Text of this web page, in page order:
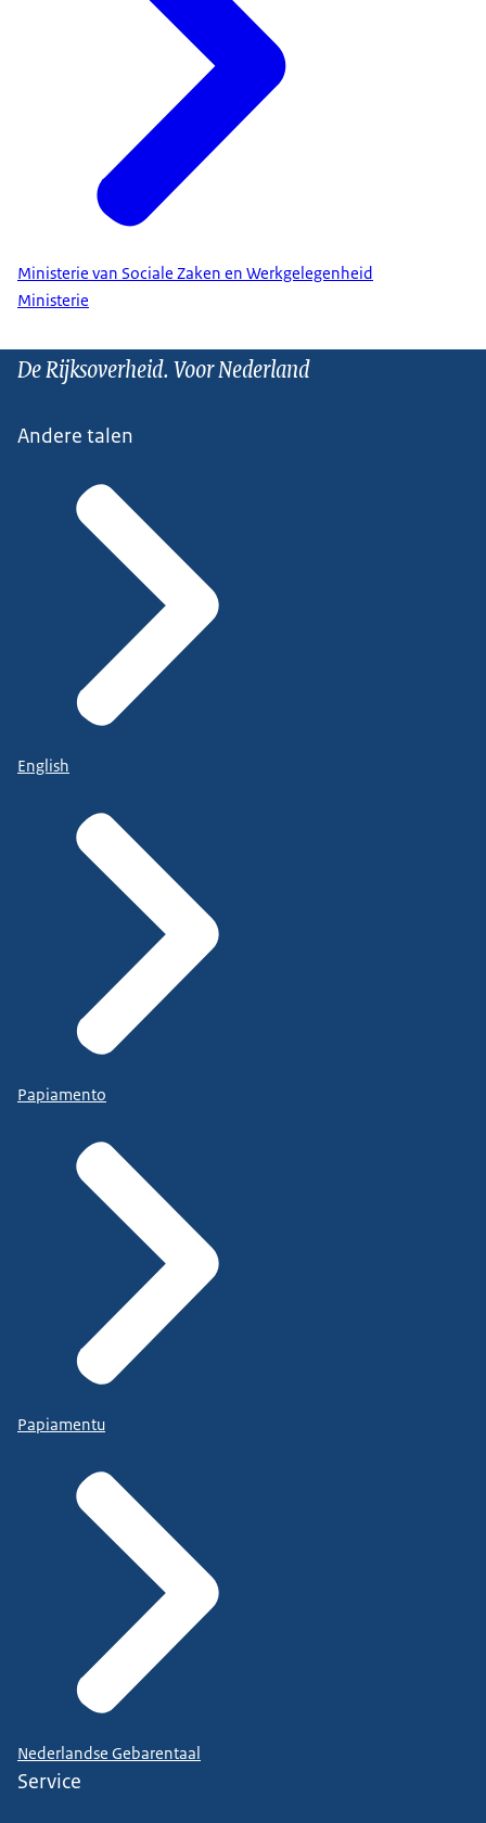
Ministerie van Sociale Zaken en Werkgelegenheid
Ministerie
De Rijksoverheid. Voor Nederland
Andere talen
English
Papiamento
Papiamentu
Nederlandse Gebarentaal
Service